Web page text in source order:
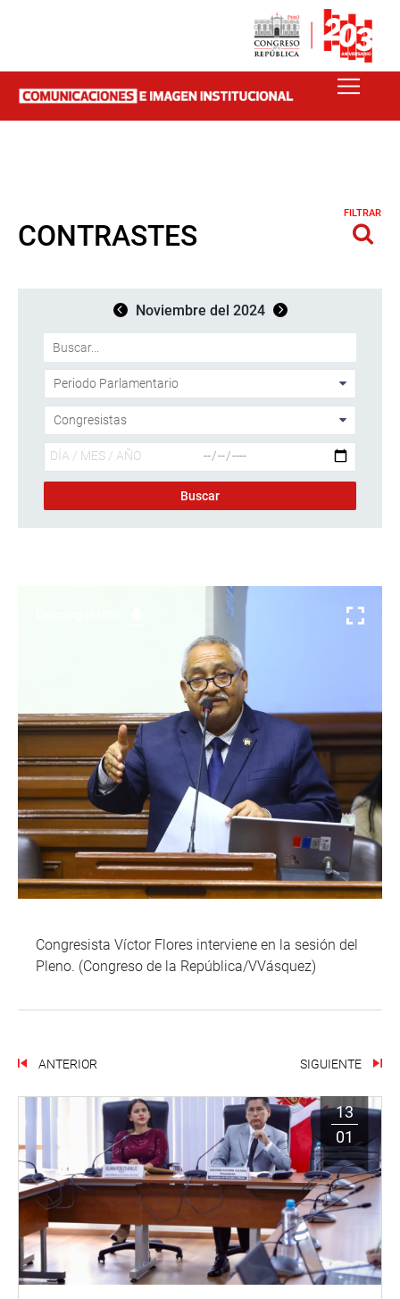
CONTRASTES
FILTRAR
Noviembre del 2024
Congresista Víctor Flores interviene en la sesión del
Pleno. (Congreso de la República/VVásquez)
ANTERIOR SIGUIENTE
13
01